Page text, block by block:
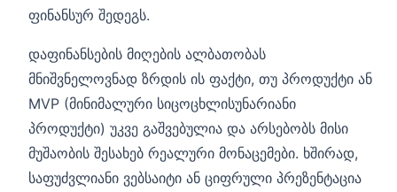
ფინანსურ შედეგს.
დაფინანსების მიღების ალბათობას
მნიშვნელოვნად ზრდის ის ფაქტი, თუ პროდუქტი ან
MVP (მინიმალური სიცოცხლისუნარიანი
პროდუქტი) უკვე გაშვებულია და არსებობს მისი
მუშაობის შესახებ რეალური მონაცემები. ხშირად,
საფუძვლიანი ვებსაიტი ან ციფრული პრეზენტაცია